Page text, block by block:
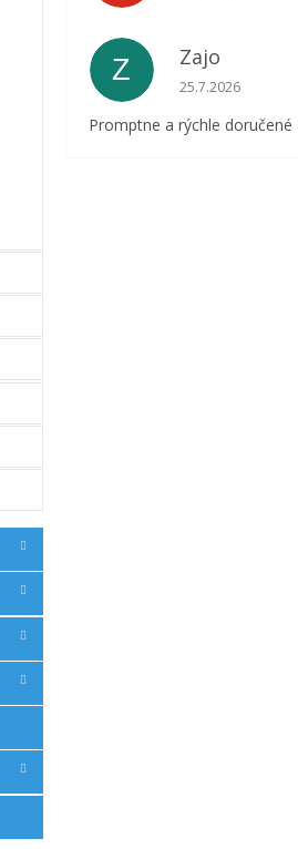
Z Zajo
Hodnotenie
25.7.2026
Promptne a rýchle doručené